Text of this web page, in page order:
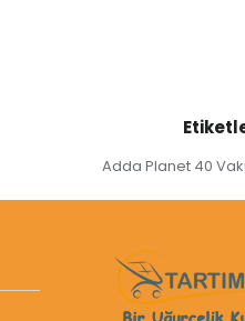
Adda Planet 40